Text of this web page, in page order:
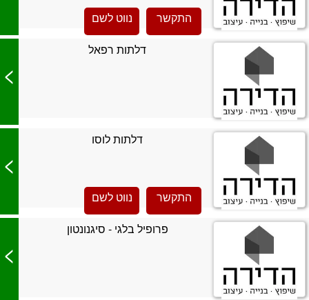
התקשר נווט לשם
דלתות רפאל
>
דלתות לוסו
התקשר נווט לשם
>
פרופיל בלגי - סיגנונטון
>